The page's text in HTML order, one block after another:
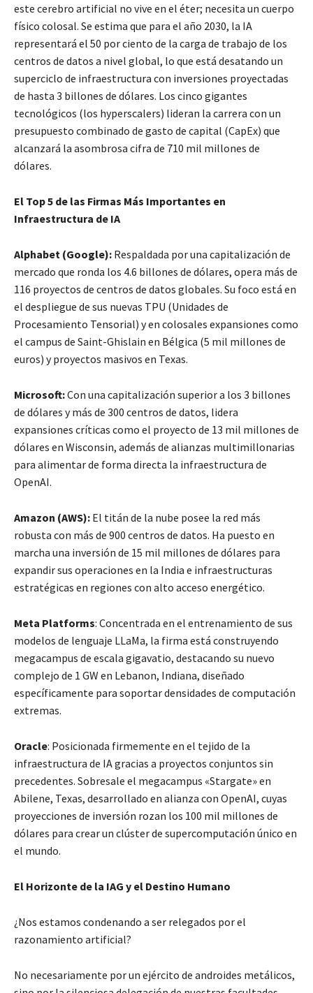
este cerebro artificial no vive en el éter; necesita un cuerpo
físico colosal. Se estima que para el año 2030, la IA
representará el 50 por ciento de la carga de trabajo de los
centros de datos a nivel global, lo que está desatando un
superciclo de infraestructura con inversiones proyectadas
de hasta 3 billones de dólares. Los cinco gigantes
tecnológicos (los hyperscalers) lideran la carrera con un
presupuesto combinado de gasto de capital (CapEx) que
alcanzará la asombrosa cifra de 710 mil millones de
dólares.
El Top 5 de las Firmas Más Importantes en
Infraestructura de IA
Alphabet (Google): Respaldada por una capitalización de
mercado que ronda los 4.6 billones de dólares, opera más de
116 proyectos de centros de datos globales. Su foco está en
el despliegue de sus nuevas TPU (Unidades de
Procesamiento Tensorial) y en colosales expansiones como
el campus de Saint-Ghislain en Bélgica (5 mil millones de
euros) y proyectos masivos en Texas.
Microsoft:Con una capitalización superior a los 3 billones
de dólares y más de 300 centros de datos, lidera
expansiones críticas como el proyecto de 13 mil millones de
dólares en Wisconsin, además de alianzas multimillonarias
para alimentar de forma directa la infraestructura de
OpenAI.
Amazon (AWS): El titán de la nube posee la red más
robusta con más de 900 centros de datos. Ha puesto en
marcha una inversión de 15 mil millones de dólares para
expandir sus operaciones en la India e infraestructuras
estratégicas en regiones con alto acceso energético.
Meta Platforms: Concentrada en el entrenamiento de sus
modelos de lenguaje LLaMa, la firma está construyendo
megacampus de escala gigavatio, destacando su nuevo
complejo de 1 GW en Lebanon, Indiana, diseñado
específicamente para soportar densidades de computación
extremas.
Oracle: Posicionada firmemente en el tejido de la
infraestructura de IA gracias a proyectos conjuntos sin
precedentes. Sobresale el megacampus «Stargate» en
Abilene, Texas, desarrollado en alianza con OpenAI, cuyas
proyecciones de inversión rozan los 100 mil millones de
dólares para crear un clúster de supercomputación único en
el mundo.
El Horizonte de la IAG y el Destino Humano
¿Nos estamos condenando a ser relegados por el
razonamiento artificial?
No necesariamente por un ejército de androides metálicos,